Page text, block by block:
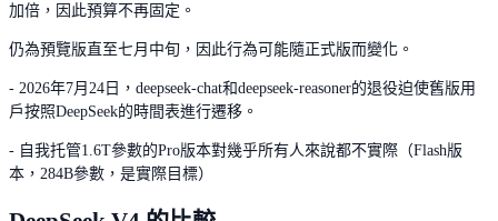
加倍，因此預算不再固定。
仍為預覽版直至七月中旬，因此行為可能隨正式版而變化。
- 2026年7月24日，deepseek-chat和deepseek-reasoner的退役迫使舊版用
戶按照DeepSeek的時間表進行遷移。
- 自我托管1.6T參數的Pro版本對幾乎所有人來說都不實際（Flash版
本，284B參數，是實際目標）